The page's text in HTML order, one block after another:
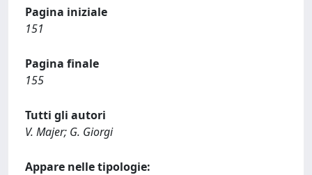
Pagina iniziale
151
Pagina finale
155
Tutti gli autori
V. Majer; G. Giorgi
Appare nelle tipologie: